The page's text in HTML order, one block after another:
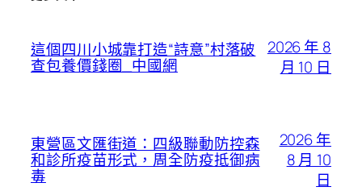
這個四川小城靠打造“詩意”村落破
查包養價錢圈_中國網
2026 年 8
月 10 日
東營區文匯街道：四級聯動防控森
和診所疫苗形式，周全防疫抵御病
毒
2026 年
8 月 10
日